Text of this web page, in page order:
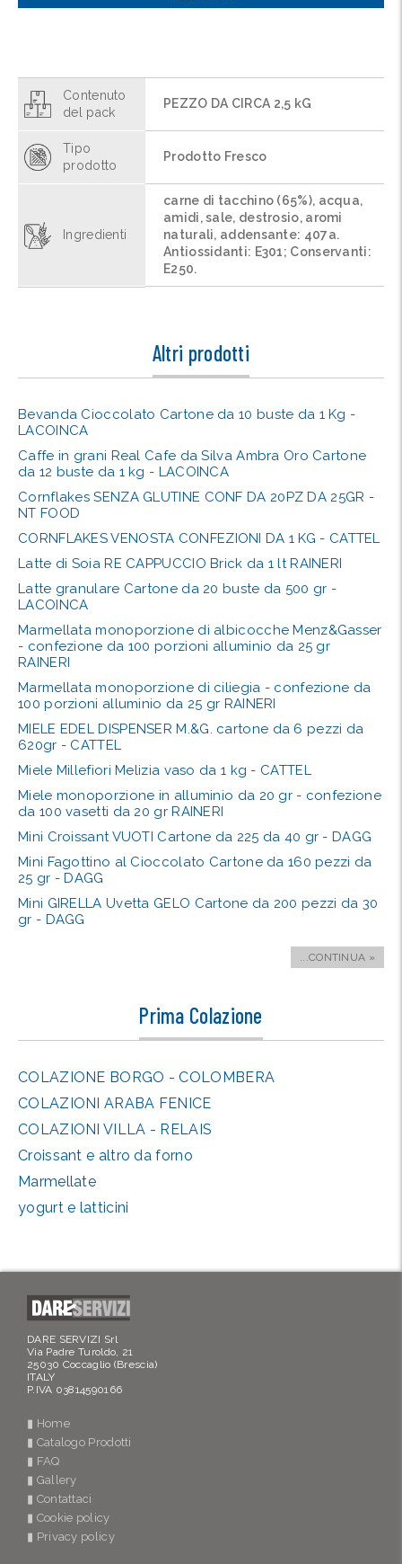
Contenuto
del pack
PEZZO DA CIRCA 2,5 kG
Tipo
prodotto
Prodotto Fresco
Ingredienti
carne di tacchino (65%), acqua,
amidi, sale, destrosio, aromi
naturali, addensante: 407a.
Antiossidanti: E301; Conservanti:
E250.
Altri prodotti
Bevanda Cioccolato Cartone da 10 buste da 1 Kg -
LACOINCA
Caffe in grani Real Cafe da Silva Ambra Oro Cartone
da 12 buste da 1 kg - LACOINCA
Cornflakes SENZA GLUTINE CONF DA 20PZ DA 25GR -
NT FOOD
CORNFLAKES VENOSTA CONFEZIONI DA 1 KG - CATTEL
Latte di Soia RE CAPPUCCIO Brick da 1 lt RAINERI
Latte granulare Cartone da 20 buste da 500 gr -
LACOINCA
Marmellata monoporzione di albicocche Menz&Gasser
- confezione da 100 porzioni alluminio da 25 gr
RAINERI
Marmellata monoporzione di ciliegia - confezione da
100 porzioni alluminio da 25 gr RAINERI
MIELE EDEL DISPENSER M.&G. cartone da 6 pezzi da
620gr - CATTEL
Miele Millefiori Melizia vaso da 1 kg - CATTEL
Miele monoporzione in alluminio da 20 gr - confezione
da 100 vasetti da 20 gr RAINERI
Mini Croissant VUOTI Cartone da 225 da 40 gr - DAGG
Mini Fagottino al Cioccolato Cartone da 160 pezzi da
25 gr - DAGG
Mini GIRELLA Uvetta GELO Cartone da 200 pezzi da 30
gr - DAGG
...CONTINUA »
Prima Colazione
COLAZIONE BORGO - COLOMBERA
COLAZIONI ARABA FENICE
COLAZIONI VILLA - RELAIS
Croissant e altro da forno
Marmellate
yogurt e latticini
DARE SERVIZI Srl
Via Padre Turoldo, 21
25030 Coccaglio (Brescia)
ITALY
P.IVA 03814590166
▮ Home
▮ Catalogo Prodotti
▮ FAQ
▮ Gallery
▮ Contattaci
▮ Cookie policy
▮ Privacy policy